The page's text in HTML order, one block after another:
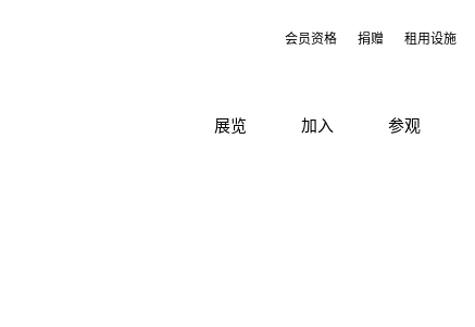
会员资格 捐赠 租用设施
展览 加入 参观